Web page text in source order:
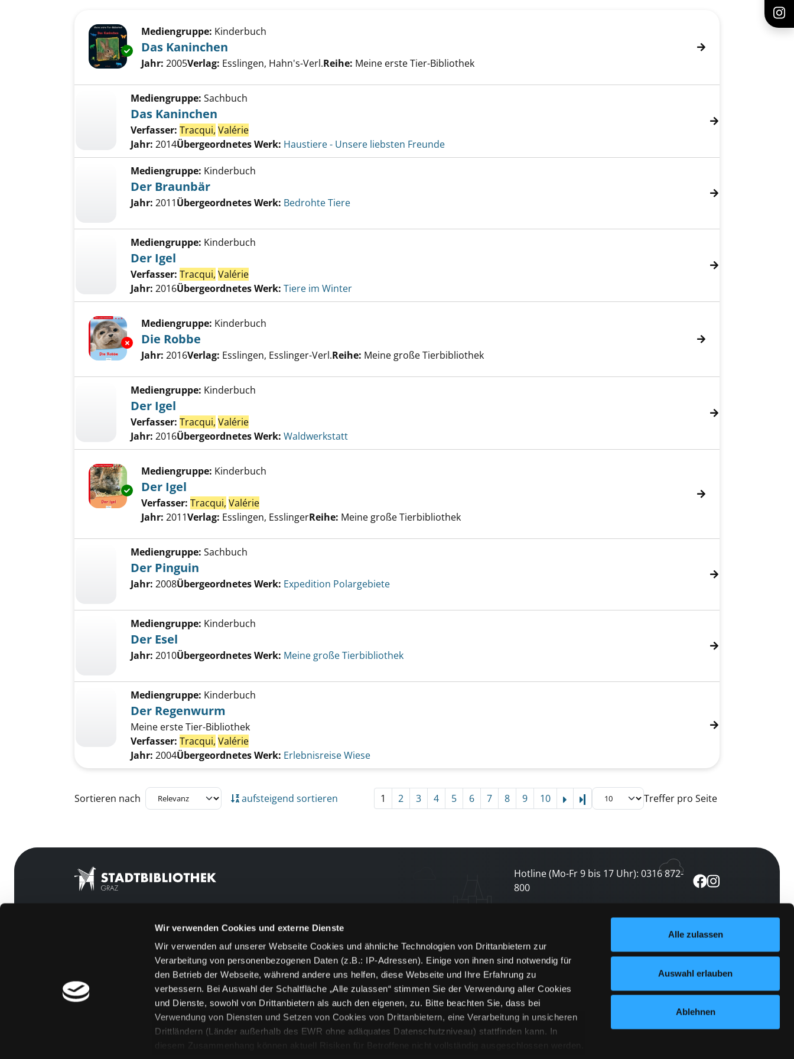
Wir verwenden Cookies und externe Dienste
Wir verwenden auf unserer Webseite Cookies und ähnliche Technologien von Drittanbietern zur
Verarbeitung von personenbezogenen Daten (z.B.: IP-Adressen). Einige von ihnen sind notwendig für
den Betrieb der Webseite, während andere uns helfen, diese Webseite und Ihre Erfahrung zu
verbessern. Bei Auswahl der Schaltfläche „Alle zulassen“ stimmen Sie der Verwendung aller Cookies
und Dienste, sowohl von Drittanbietern als auch den eigenen, zu. Bitte beachten Sie, dass bei
Verwendung von Diensten und Setzen von Cookies von Drittanbietern, eine Verarbeitung in unsicheren
Drittländern (Länder außerhalb des EWR ohne adäquates Datenschutzniveau) stattfinden kann. In
diesem Zusammenhang können aktuell Risiken für Betroffene nicht vollständig ausgeschlossen werden.
Alle zulassen
Auswahl erlauben
Ablehnen
Exemplar-Details von Das Kaninchen anzeigen
Mediengruppe: Kinderbuch
Das Kaninchen
Suche nach diesem Verfasser
Jahr: 2005Verlag: Esslingen, Hahn's-Verl.Reihe: Meine erste Tier-Bibliothek
Mediengruppe: Sachbuch
Das Kaninchen
Verfasser: Tracqui, Valérie
Jahr: 2014Übergeordnetes Werk: Haustiere - Unsere liebsten Freunde
Mediengruppe: Kinderbuch
Der Braunbär
Jahr: 2011Übergeordnetes Werk: Bedrohte Tiere
Mediengruppe: Kinderbuch
Der Igel
Verfasser: Tracqui, Valérie
Jahr: 2016Übergeordnetes Werk: Tiere im Winter
Exemplar-Details von Die Robbe anzeigen
Mediengruppe: Kinderbuch
Die Robbe
Suche nach diesem Verfasser
Jahr: 2016Verlag: Esslingen, Esslinger-Verl.Reihe: Meine große Tierbibliothek
Mediengruppe: Kinderbuch
Der Igel
Verfasser: Tracqui, Valérie
Jahr: 2016Übergeordnetes Werk: Waldwerkstatt
Exemplar-Details von Der Igel anzeigen
Mediengruppe: Kinderbuch
Der Igel
Verfasser: Tracqui, Valérie
Jahr: 2011Verlag: Esslingen, EsslingerReihe: Meine große Tierbibliothek
Mediengruppe: Sachbuch
Der Pinguin
Jahr: 2008Übergeordnetes Werk: Expedition Polargebiete
Mediengruppe: Kinderbuch
Der Esel
Jahr: 2010Übergeordnetes Werk: Meine große Tierbibliothek
Mediengruppe: Kinderbuch
Der Regenwurm
Meine erste Tier-Bibliothek
Verfasser: Tracqui, Valérie
Jahr: 2004Übergeordnetes Werk: Erlebnisreise Wiese
Zu den Suchfiltern springen
Sortieren nach aufsteigend sortieren 1 2 3 4 5 6 7 8 9 10 Letzte Seite Treffer pro Seite
Hotline (Mo-Fr 9 bis 17 Uhr): 0316 872-
800
[kju:b]
Feedback
Kontakt
Über uns
Jobs
Medienwunsch
FAQs
Newsletter abonnieren
und keine Veranstaltung verpassen
jetzt abonnieren